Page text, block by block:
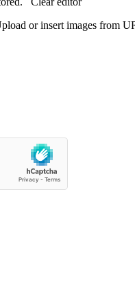
or insert images from